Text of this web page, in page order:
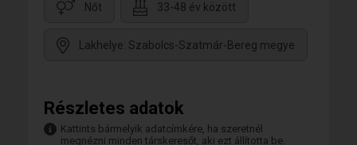
Nőt 33-48 év között
Lakhelye: Szabolcs-Szatmár-Bereg megye
Részletes adatok
Kattints bármelyik adatcímkére, ha szeretnél
megnézni minden társkeresőt, aki ezt állította be.